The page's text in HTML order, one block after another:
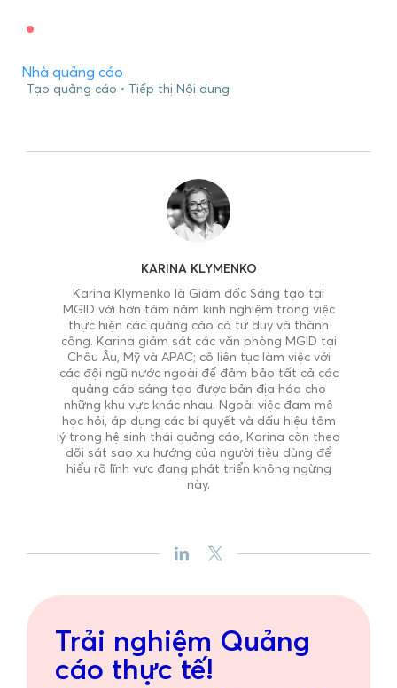
Nhà quảng cáo
Tạo quảng cáo Tiếp thị Nội dung
KARINA KLYMENKO
Karina Klymenko là Giám đốc Sáng tạo tại
MGID với hơn tám năm kinh nghiệm trong việc
thực hiện các quảng cáo có tư duy và thành
công. Karina giám sát các văn phòng MGID tại
Châu Âu, Mỹ và APAC; cô liên tục làm việc với
các đội ngũ nước ngoài để đảm bảo tất cả các
quảng cáo sáng tạo được bản địa hóa cho
những khu vực khác nhau. Ngoài việc đam mê
học hỏi, áp dụng các bí quyết và dấu hiệu tâm
lý trong hệ sinh thái quảng cáo, Karina còn theo
dõi sát sao xu hướng của người tiêu dùng để
hiểu rõ lĩnh vực đang phát triển không ngừng
này.
Trải nghiệm Quảng
cáo thực tế!